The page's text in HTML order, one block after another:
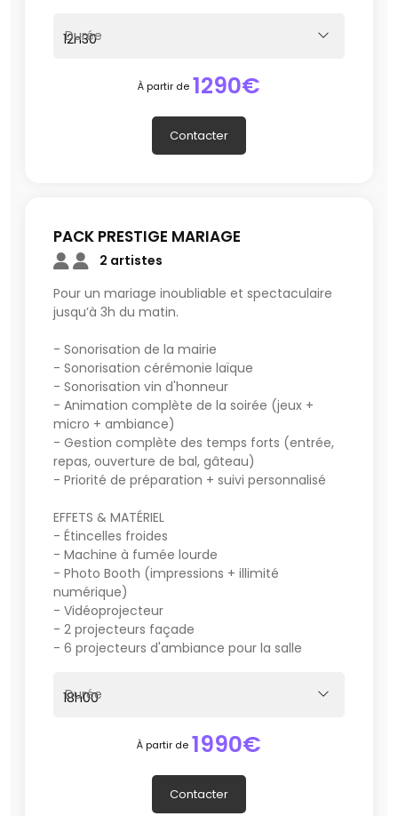
Durée
À partir de 1290€
Contacter
PACK PRESTIGE MARIAGE
2 artistes
Pour un mariage inoubliable et spectaculaire
jusqu’à 3h du matin.
- Sonorisation de la mairie
- Sonorisation cérémonie laïque
- Sonorisation vin d'honneur
- Animation complète de la soirée (jeux +
micro + ambiance)
- Gestion complète des temps forts (entrée,
repas, ouverture de bal, gâteau)
- Priorité de préparation + suivi personnalisé
EFFETS & MATÉRIEL
- Étincelles froides
- Machine à fumée lourde
- Photo Booth (impressions + illimité
numérique)
- Vidéoprojecteur
- 2 projecteurs façade
- 6 projecteurs d'ambiance pour la salle
Durée
À partir de 1990€
Contacter